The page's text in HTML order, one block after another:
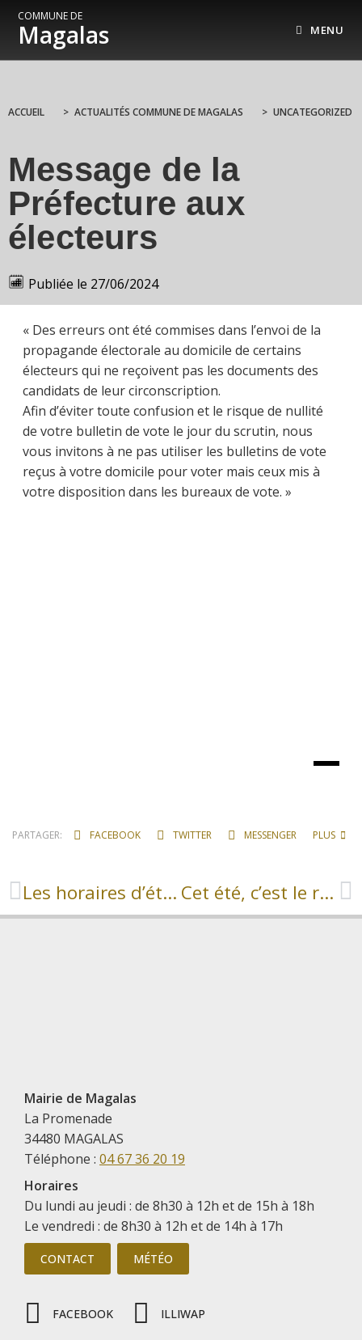
COMMUNE DE
Magalas MENU
ACCUEIL > ACTUALITÉS COMMUNE DE MAGALAS > UNCATEGORIZED
Message de la
Préfecture aux
électeurs
Publiée le 27/06/2024
« Des erreurs ont été commises dans l’envoi de la
propagande électorale au domicile de certains
électeurs qui ne reçoivent pas les documents des
candidats de leur circonscription.
Afin d’éviter toute confusion et le risque de nullité
de votre bulletin de vote le jour du scrutin, nous
vous invitons à ne pas utiliser les bulletins de vote
reçus à votre domicile pour voter mais ceux mis à
votre disposition dans les bureaux de vote. »
PARTAGER: FACEBOOK TWITTER MESSENGER PLUS
Les horaires d’été de la médiathèque Cet été, c’est le retour des Mardis Musicaux
Mairie de Magalas
La Promenade
34480 MAGALAS
Téléphone : 04 67 36 20 19
Horaires
Du lundi au jeudi : de 8h30 à 12h et de 15h à 18h
Le vendredi : de 8h30 à 12h et de 14h à 17h
CONTACT MÉTÉO
FACEBOOK ILLIWAP